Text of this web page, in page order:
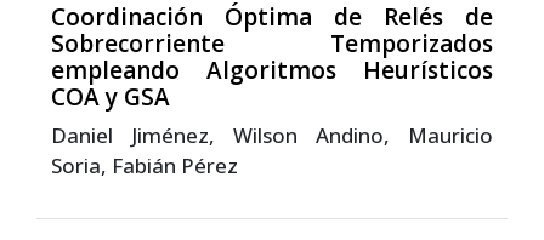
Coordinación Óptima de Relés de
Sobrecorriente Temporizados
empleando Algoritmos Heurísticos
COA y GSA
Daniel Jiménez, Wilson Andino, Mauricio
Soria, Fabián Pérez